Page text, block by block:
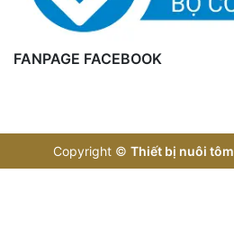
FANPAGE FACEBOOK
Copyright © Thiết bị nuôi tôm